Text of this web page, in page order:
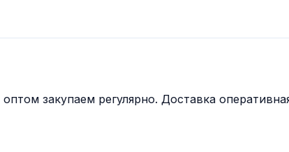
закупаем регулярно. Доставка